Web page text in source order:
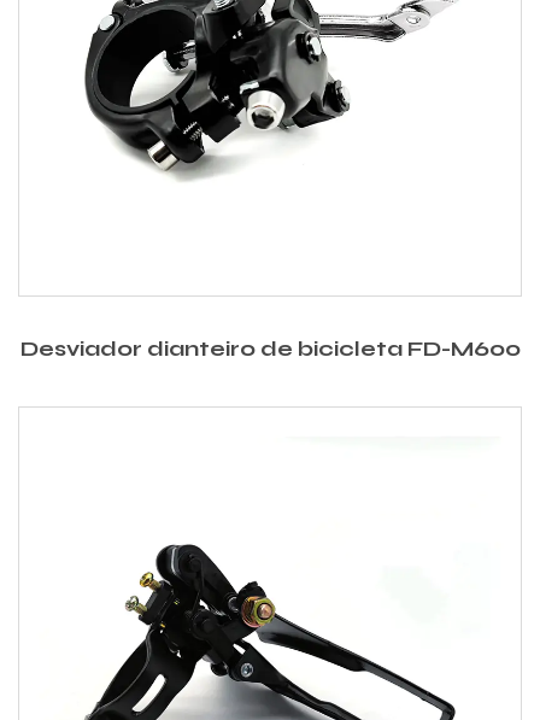
Desviador dianteiro de bicicleta FD-M600